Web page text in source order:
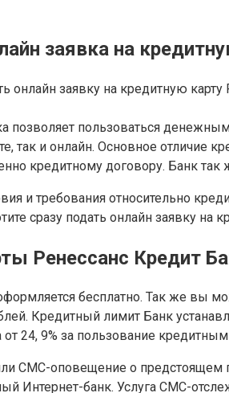
заявка на
онлайн заявку на кредитную
позволяет пользоваться
так и онлайн. Основное отличие
кредитному договору. Банк
и требования относительно
сразу подать онлайн заявку
Ренессанс Кредит
бесплатно. Так же вы
Кредитный лимит Банк
от 24, 9% за пользование
СМС-оповещение о
Интернет-банк. Услуга СМС-